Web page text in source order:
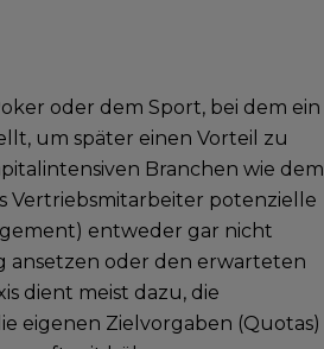
oder dem Sport, bei dem ein
um später einen Vorteil zu
Branchen wie dem
Vertriebsmitarbeiter potenzielle
entweder gar nicht
ansetzen oder den erwarteten
dient meist dazu, die
eigenen Zielvorgaben (Quotas)